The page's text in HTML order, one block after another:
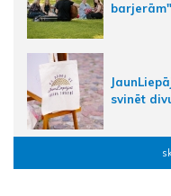
svinēt